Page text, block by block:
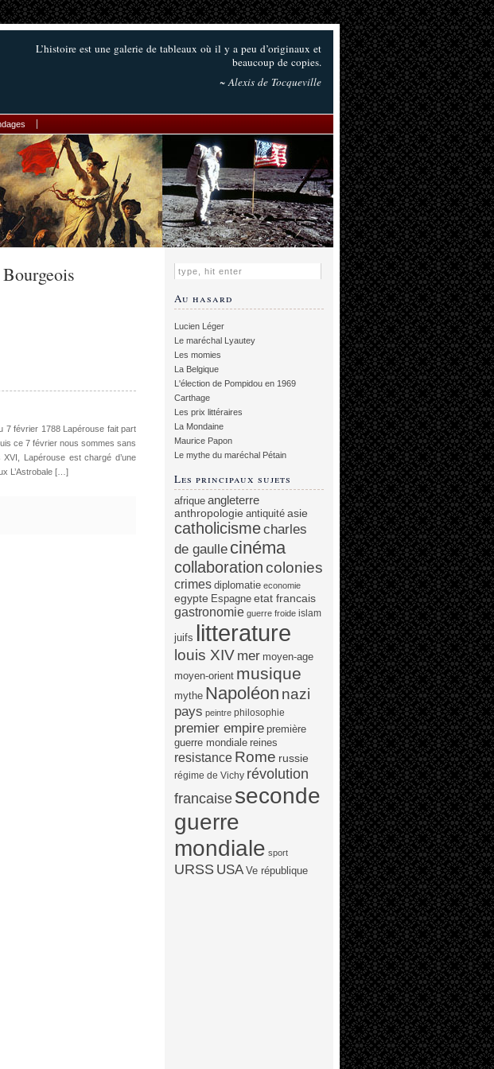
L’histoire est une galerie de tableaux où il y a peu d’originaux et
beaucoup de copies.
~ Alexis de Tocqueville
7 février 1788 Lapérouse fait part
ce 7 février nous sommes sans
Lapérouse est chargé d’une
L’Astrobale […]
Au hasard
Lucien Léger
Le maréchal Lyautey
Les momies
La Belgique
L'élection de Pompidou en 1969
Carthage
Les prix littéraires
La Mondaine
Maurice Papon
Le mythe du maréchal Pétain
Les principaux sujets
afrique angleterre
anthropologie antiquité asie
catholicismecharles
de gaulle cinéma
collaborationcolonies
crimes diplomatie economie
egypte Espagne etat francais
gastronomie guerre froide islam
juifs litterature
louis XIV mer moyen-age
moyen-orient musique
mythe Napoléon nazi
pays peintre philosophie
premier empire première
guerre mondiale reines
resistance Rome russie
régime de Vichy révolution
francaise seconde
guerre
mondiale sport
URSS USA Ve république